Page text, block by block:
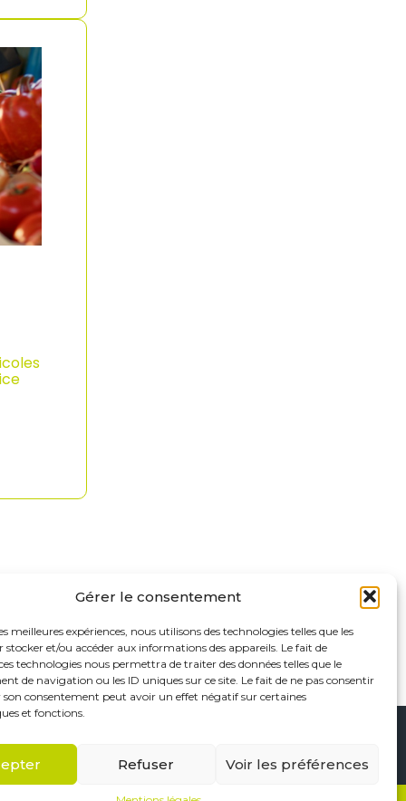
Gérer le consentement
meilleures expériences, nous utilisons des technologies telles que les
stocker et/ou accéder aux informations des appareils. Le fait de
technologies nous permettra de traiter des données telles que le
de navigation ou les ID uniques sur ce site. Le fait de ne pas consentir
son consentement peut avoir un effet négatif sur certaines
et fonctions.
Refuser Voir les préférences
Footer
Principale
Saint-Maur-des-Fossés